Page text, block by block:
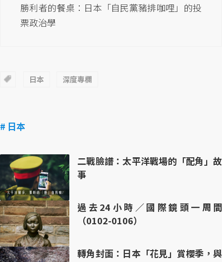
勝利者的餐桌：日本「自民黨豬排咖哩」的投
票政治學
日本 深度專欄
# 日本
二戰臉譜：太平洋戰場的「配角」故
事
過去24小時／國際鏡頭一周間
（0102-0106）
轉角封面：日本「花見」賞櫻季，與